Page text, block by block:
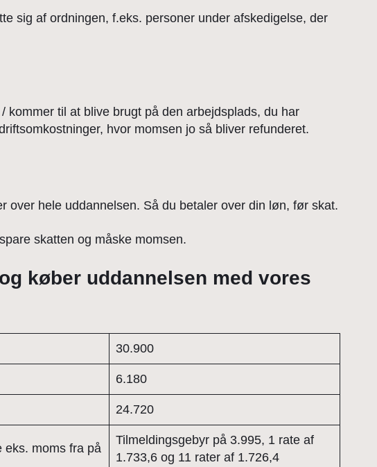
sig af ordningen, f.eks. personer under afskedigelse, der
kommer til at blive brugt på den arbejdsplads, du har
hvor momsen jo så bliver refunderet.
hele uddannelsen. Så du betaler over din løn, før skat.
skatten og måske momsen.
køber uddannelsen med vores
30.900
6.180
24.720
moms fra på
Tilmeldingsgebyr på 3.995, 1 rate af
1.733,6 og 11 rater af 1.726,4